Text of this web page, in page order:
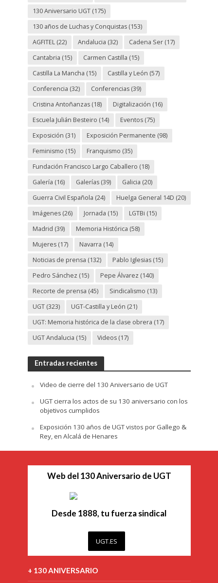
130 Aniversario UGT(175)
130 años de Luchas y Conquistas(153)
AGFITEL(22) Andalucia (32) Cadena Ser(17)
Cantabria (15) Carmen Castilla (15)
Castilla La Mancha (15) Castilla y León (57)
Conferencia (32) Conferencias(39)
Cristina Antoñanzas(18) Digitalización (16)
Escuela Julián Besteiro (14) Eventos(75)
Exposición (31) Exposición Permanente (98)
Feminismo (15) Franquismo (35)
Fundación Francisco Largo Caballero (18)
Galería (16) Galerías(39) Galicia (20)
Guerra Civil Española (24) Huelga General 14D (20)
Imágenes(26) Jornada (15) LGTBi (15)
Madrid (39) Memoria Histórica (58)
Mujeres(17) Navarra (14)
Noticias de prensa (132) Pablo Iglesias(15)
Pedro Sánchez (15) Pepe Álvarez (140)
Recorte de prensa (45) Sindicalismo (13)
UGT(323) UGT-Castilla y León (21)
UGT: Memoria histórica de la clase obrera (17)
UGT Andalucia (15) Videos(17)
Entradas recientes
Video de cierre del 130 Aniversario de UGT
UGT cierra los actos de su 130 aniversario con los
objetivos cumplidos
Exposición 130 años de UGT vistos por Gallego &
Rey, en Alcalá de Henares
Web del 130 Aniversario de UGT
Desde 1888, tu fuerza sindical
UGT.ES
+ 130 ANIVERSARIO